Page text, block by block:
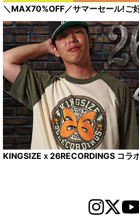
＼MAX70%OFF／サマーセール!ご
KINGSIZEｘ26RECORDINGS コラ